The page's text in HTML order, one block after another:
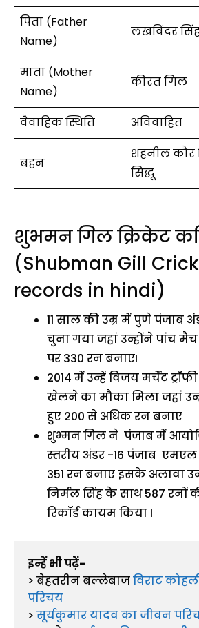
पिता (Father
Name)
लखविंदर
माता (Mother
Name)
कीरत गिल
वैवाहिक स्थिति अविवाहित
बहन
शहनील
सिद्धू
शुभमन गिल क्रिकेट
(Shubman Gill
records in hindi)
11 साल की उम्र में पुणे पंजाब
चुना गया जहां उन्होंने पांच
पर 330 रन बनाएI
2014 में उन्हें विजय मर्चेंट
खेलने का मौका मिला जहां
हुए 200 से अधिक रन बनाए
शुभ्मन गिल ने पंजाब में
स्तरीय अंडर -16 पंजाब एमएल
351 रन बनाए इसके अलावा
निर्मल सिंह के साथ 587 रनों
रिकॉर्ड कायम किया I
इन्हें भी पढ़ें-
> बेहतरीन बल्लेबाज विराट
परिचय
> सूर्यकुमार यादव का जीवन